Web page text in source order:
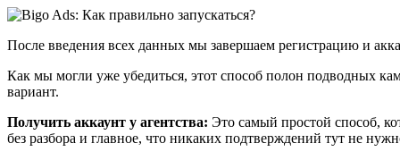
После введения всех данных мы завершаем регистрацию и
Как мы могли уже убедиться, этот способ полон подводных
вариант.
Получить аккаунт у агентства: Это самый простой способ,
без разбора и главное, что никаких подтверждений тут не